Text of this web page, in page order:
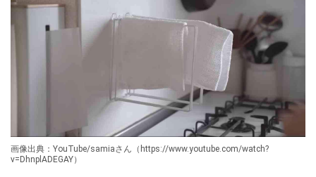
画像出典：YouTube/samiaさん（https://www.youtube.com/watch?
v=DhnplADEGAY）